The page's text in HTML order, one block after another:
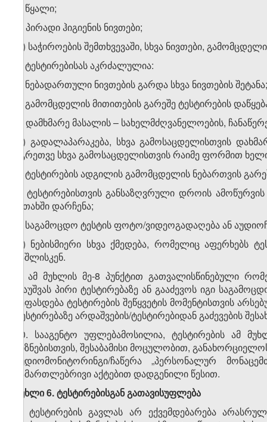
ბ) წყალი;
გ) პირადი ჰიგიენის ნივთები;
დ) საჭიროების შემთხვევაში, სხვა ნივთები,
8. ტესტირებისას აკრძალულია:
ა) ნებადართული ნივთების გარდა სხვა ნივთების შეტანა;
ბ) გამომცდელის მითითების გარეშე ტესტირების
გ) დამხმარე მასალის – სახელმძღვანელოების,
დ) გადალაპარაკება, სხვა გამოსაცდელისთვის
აგრეთვე სხვა გამოსაცდელისთვის რაიმე ფორმით
ე) ტესტირების ადგილის გამომცდელის ნებართვის
ვ) ტესტირებისთვის განსაზღვრული დროის
ოთახში დარჩენა;
ზ) საგამოცდო ტესტის ფოტო/ვიდეოგადაღება ან
თ) ნებისმიერი სხვა ქმედება, რომელიც აფერხებს
ჩაშლისკენ.
9. ამ მუხლის მე-8 პუნქტით გათვალისწინებული
დაუშვას პირი ტესტირებაზე ან გააძევოს იგი
შეფასდება ტესტირების შეწყვეტის მომენტისთვის
ტესტირებაზე არდაშვების/ტესტირებიდან გაძევების
10. სააგენტო უფლებამოსილია, ტესტირების ამ
მიზნებისთვის, შესაბამისი მოცულობით,
აუდიომონიტორინგი/ჩაწერა „პერსონალურ
სამართლებრივი აქტებით დადგენილი წესით.
მუხლი 6. ტესტირებისგან გათავისუფლება
1. ტესტირების გავლას არ ექვემდებარება